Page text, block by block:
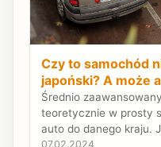
Czy to samochód
japoński? A może
Średnio
teoretycznie w prosty
auto do danego kraju.
07.02.2024